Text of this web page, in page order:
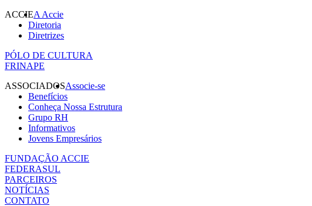
ACCIEA Accie
Diretoria
Diretrizes
PÓLO DE CULTURA
FRINAPE
ASSOCIADOSAssocie-se
Benefícios
Conheça Nossa Estrutura
Grupo RH
Informativos
Jovens Empresários
FUNDAÇÃO ACCIE
FEDERASUL
PARCEIROS
NOTÍCIAS
CONTATO